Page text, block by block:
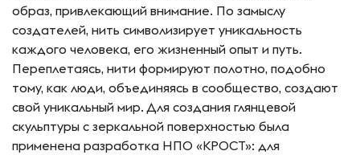
образ, привлекающий внимание. По замыслу
создателей, нить символизирует уникальность
каждого человека, его жизненный опыт и путь.
Переплетаясь, нити формируют полотно, подобно
тому, как люди, объединяясь в сообщество, создают
свой уникальный мир. Для создания глянцевой
скульптуры с зеркальной поверхностью была
применена разработка НПО «КРОСТ»: для